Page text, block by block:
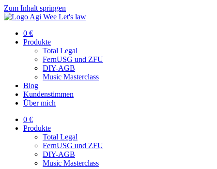
Zum Inhalt springen
0 €
Produkte
Total Legal
FernUSG und ZFU
DIY-AGB
Music Masterclass
Blog
Kundenstimmen
Über mich
0 €
Produkte
Total Legal
FernUSG und ZFU
DIY-AGB
Music Masterclass